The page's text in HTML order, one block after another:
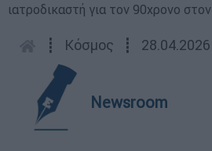
ιατροδικαστή για τον 90χρονο
┋ Κόσμος ┋ 28.04.2026
Newsroom